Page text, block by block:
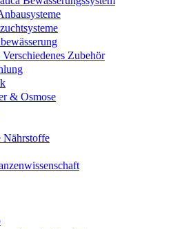
Zubehör
& Osmose
Nährstoffe